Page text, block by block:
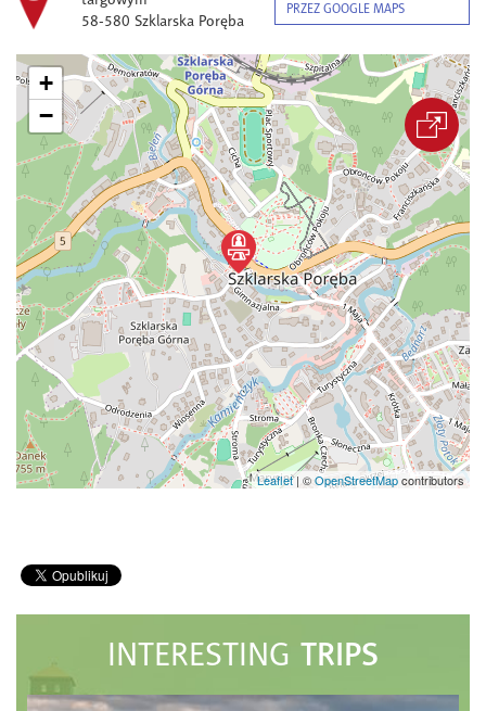
58-580 Szklarska Poręba
PRZEZ GOOGLE MAPS
+
−
Leaflet | ©OpenStreetMapcontributors
INTERESTING TRIPS